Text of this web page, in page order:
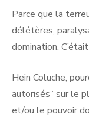
Parce que la
délétères,
domination.
Hein Coluche,
autorisés’’ sur le
et/ou le pouvoir